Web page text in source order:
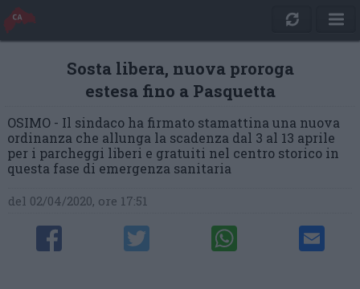
Sosta libera, nuova proroga
estesa fino a Pasquetta
OSIMO - Il sindaco ha firmato stamattina una nuova
ordinanza che allunga la scadenza dal 3 al 13 aprile
per i parcheggi liberi e gratuiti nel centro storico in
questa fase di emergenza sanitaria
del 02/04/2020, ore 17:51